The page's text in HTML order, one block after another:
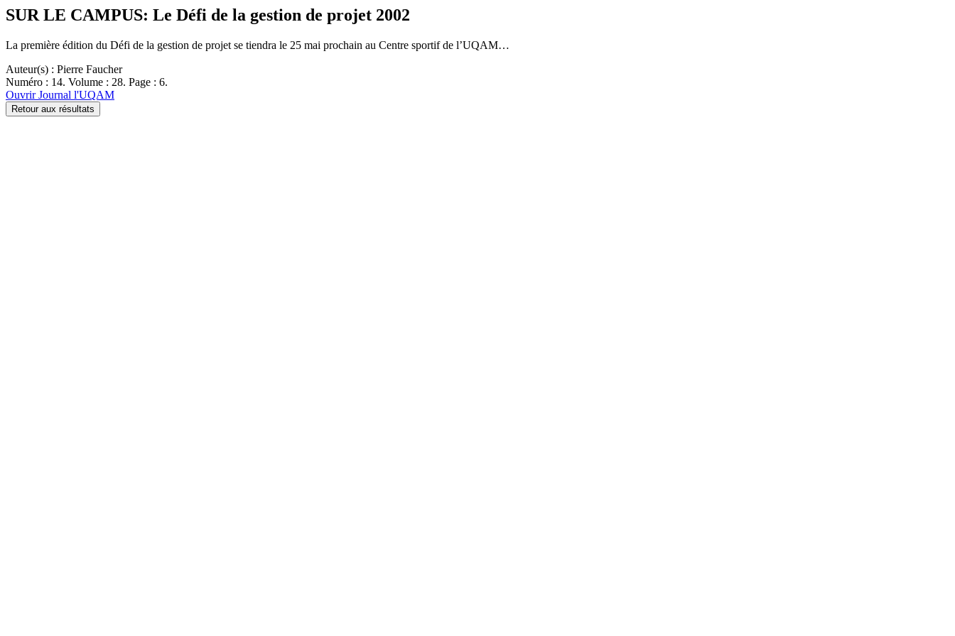
SUR LE CAMPUS: Le Défi de la gestion de projet 2002
La première édition du Défi de la gestion de projet se tiendra le 25 mai prochain au Centre sportif de l’UQAM…
Auteur(s) : Pierre Faucher
Numéro : 14. Volume : 28. Page : 6.
Ouvrir Journal l'UQAM
Retour aux résultats